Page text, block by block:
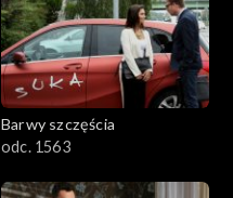
Barwy szczęścia
odc. 1563